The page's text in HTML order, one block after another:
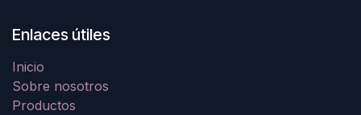
Enlaces útiles
Inicio
Sobre nosotros
Productos